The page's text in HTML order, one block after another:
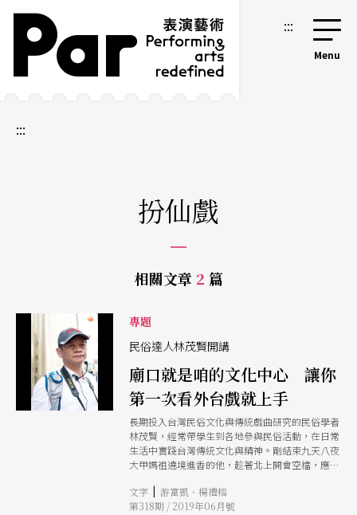
跳到主要內容區塊
網站導覽 :::
:::
扮仙戲
相關文章 2 篇
專題
民俗達人林茂賢開講
廟口就是咱的文化中心 讓你
第一次看外台戲就上手
長期投入台灣民俗文化與傳統戲曲研究的民俗學者
林茂賢，經常帶學生到各地參與民俗活動，在日常
生活中實踐台灣傳統文化與精神。剛結束九天八夜
大甲媽祖遶境進香的他，趁著北上開會空檔，應本
灣民眾的日常生活中扮演什麼角色？外台戲究竟在
演什麼？是演給誰看？隨著現代生活型態的轉變，
文字 | 游富凱、楊禮榕
第318期 / 2019年06月號